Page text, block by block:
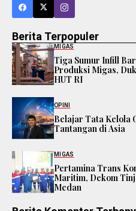
Berita Terpopuler
MIGAS
Tiga Sumur Infill
Produksi Migas,
HUT RI
OPINI
Belajar Tata Kelola
Tantangan di Asia
MIGAS
Pertamina Trans
Maritim, Dekom
Medan